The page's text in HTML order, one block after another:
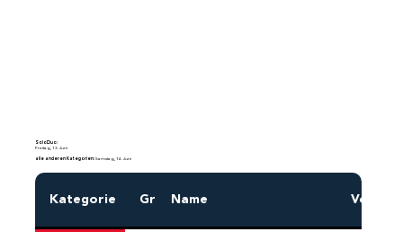
SoloDuo:
Freitag, 13. Juni
alle anderen Kategorien:Samstag, 14. Juni
Kategorie Gr Name